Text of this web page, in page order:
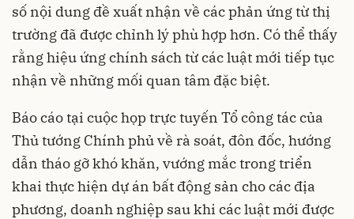
số nội dung đề xuất nhận về các phản ứng từ thị
trường đã được chỉnh lý phù hợp hơn. Có thể thấy
rằng hiệu ứng chính sách từ các luật mới tiếp tục
nhận về những mối quan tâm đặc biệt.
Báo cáo tại cuộc họp trực tuyến Tổ công tác của
Thủ tướng Chính phủ về rà soát, đôn đốc, hướng
dẫn tháo gỡ khó khăn, vướng mắc trong triển
khai thực hiện dự án bất động sản cho các địa
phương, doanh nghiệp sau khi các luật mới được